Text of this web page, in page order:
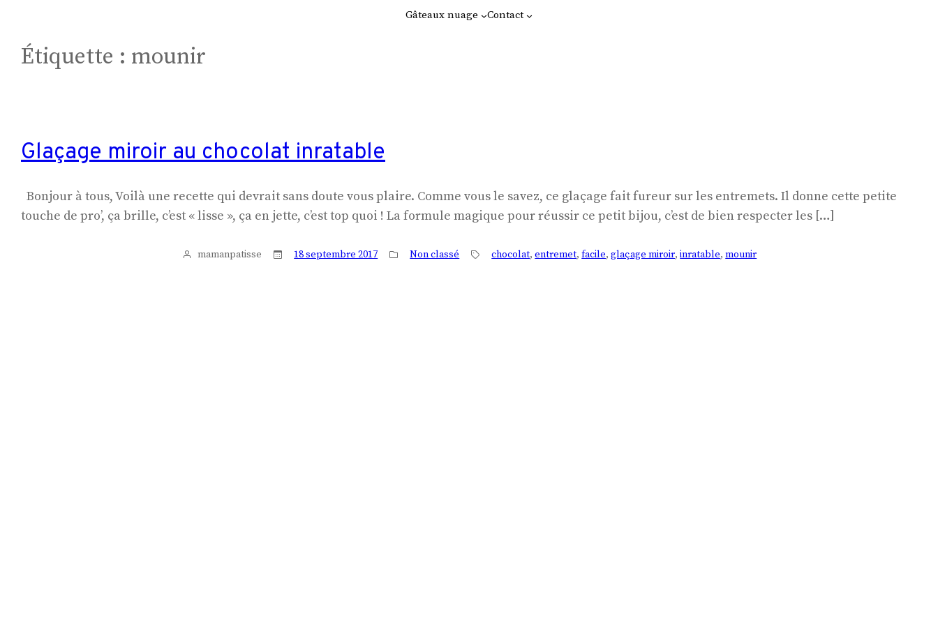
Gâteaux nuage Contact
Étiquette : mounir
Glaçage miroir au chocolat inratable
Bonjour à tous, Voilà une recette qui devrait sans doute vous plaire. Comme vous le savez, ce glaçage fait fureur sur les entremets. Il donne cette petite
touche de pro’, ça brille, c’est « lisse », ça en jette, c’est top quoi ! La formule magique pour réussir ce petit bijou, c’est de bien respecter les […]
mamanpatisse 18 septembre 2017 Non classé chocolat, entremet, facile, glaçage miroir, inratable, mounir